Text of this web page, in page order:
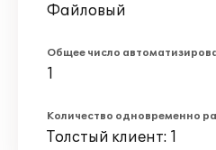
Файловый
Общее число
1
Количество одновременно
Толстый клиент: 1